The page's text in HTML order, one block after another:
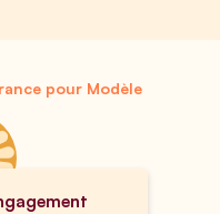
pour Modèle